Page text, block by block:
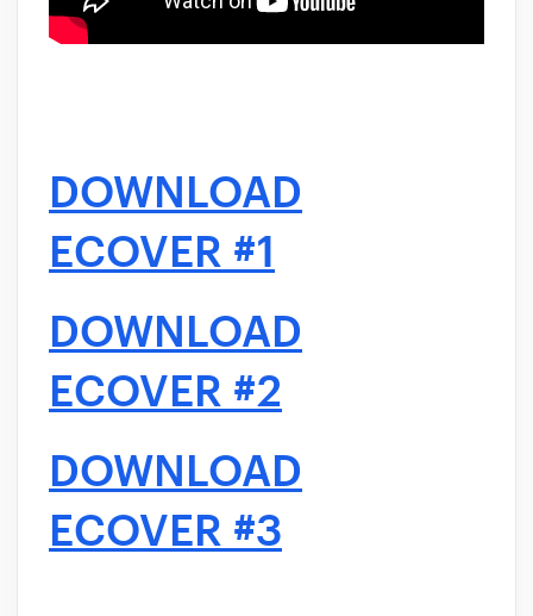
DOWNLOAD
ECOVER #1
DOWNLOAD
ECOVER #2
DOWNLOAD
ECOVER #3